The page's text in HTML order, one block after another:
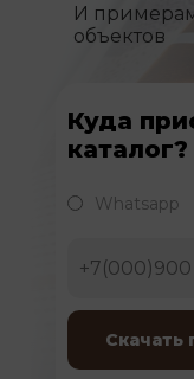
И
объектов
Куда
каталог?
Whatsapp